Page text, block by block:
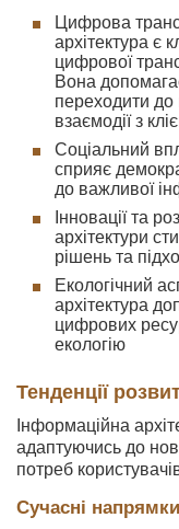
Цифрова
архітектура є
цифрової
Вона
переходити
взаємодії з
Соціальний
сприяє
до важливої
Інновації та
архітектури
рішень та
Екологічний
архітектура
цифрових
екологію
Тенденції
Інформаційна
адаптуючись до
потреб
Сучасні